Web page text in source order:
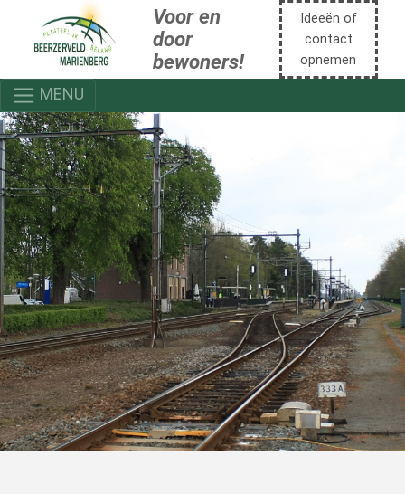
Voor en
door
bewoners!
Ideeën of
contact
opnemen
MENU